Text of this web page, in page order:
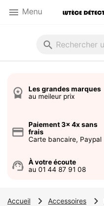
 Menu
search
workspace_premium
Les grandes marques
au meileur prix
credit_card
Paiement 3x 4x sans
frais
Carte bancaire, Paypal
support_agent
À votre écoute
au 01 44 87 91 08
Accueil Accessoires